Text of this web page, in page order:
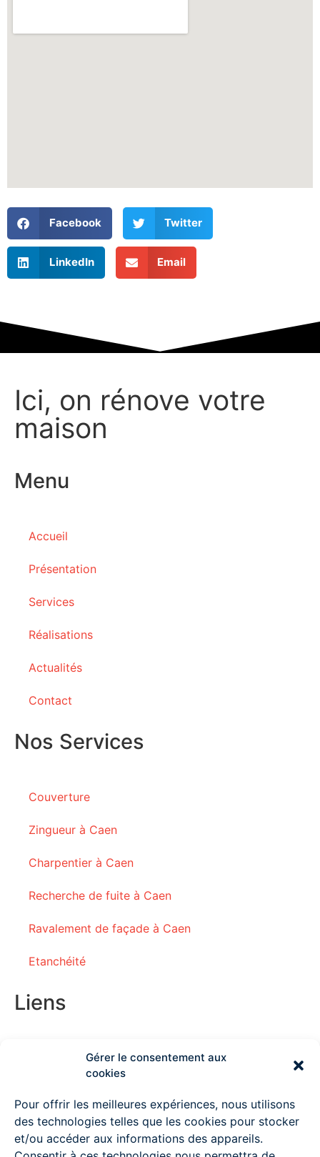
Gérer le consentement aux
cookies
Pour offrir les meilleures expériences, nous utilisons
des technologies telles que les cookies pour stocker
et/ou accéder aux informations des appareils.
Facebook Twitter
LinkedIn Email
Ici, on rénove votre
maison
Menu
Accueil
Présentation
Services
Réalisations
Actualités
Contact
Nos Services
Couverture
Zingueur à Caen
Charpentier à Caen
Recherche de fuite à Caen
Ravalement de façade à Caen
Etanchéité
Liens
Couvreur Deauville
Couvreur Ouistreham